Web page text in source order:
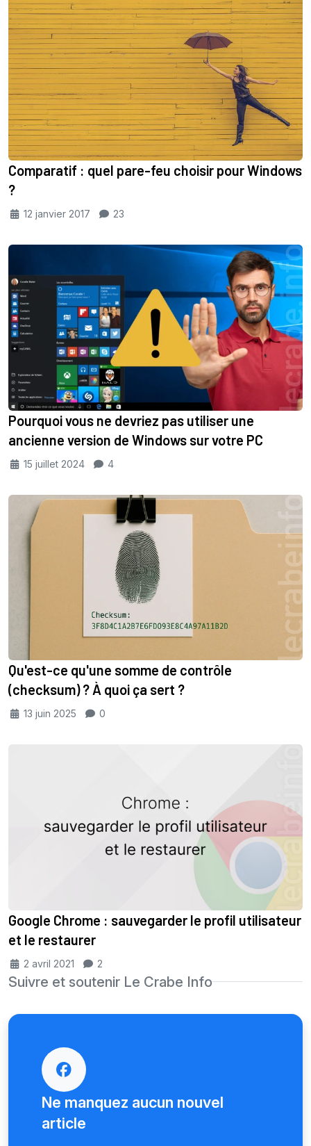
Comparatif : quel pare-feu choisir pour Windows
?
12 janvier 2017 23
Pourquoi vous ne devriez pas utiliser une
ancienne version de Windows sur votre PC
15 juillet 2024 4
Qu'est-ce qu'une somme de contrôle
(checksum) ? À quoi ça sert ?
13 juin 2025 0
Google Chrome : sauvegarder le profil utilisateur
et le restaurer
2 avril 2021 2
Suivre et soutenir Le Crabe Info
Ne manquez aucun nouvel
article